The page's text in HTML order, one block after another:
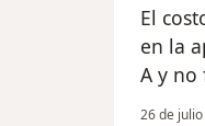
El
en la
A y no
26 de